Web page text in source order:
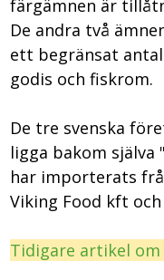
färgämnen är
De andra två
ett begränsat
godis och fiskrom.
De tre svenska
ligga bakom
har importerats
Viking Food kft
Tidigare artikel